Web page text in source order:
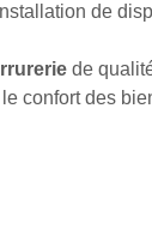
de
de
confort des